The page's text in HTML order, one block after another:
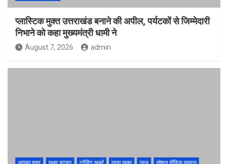
प्लास्टिक मुक्त उत्तराखंड बनाने की अपील, पर्यटकों से जिम्मेदारी
निभाने को कहा मुख्यमंत्री धामी ने
August 7, 2026 admin